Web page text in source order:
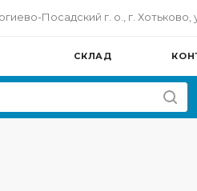
Посадский г. о., г. Хотьково,
СКЛАД